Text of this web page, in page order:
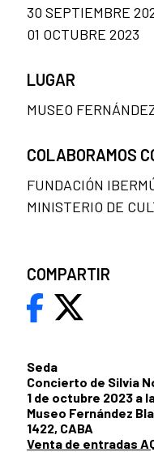
Seda
Concierto de Silvia
1 de octubre 2023 a
Museo Fernández
1422, CABA
Venta de entradas
30 SEPTIEMBRE
01 OCTUBRE 2023
LUGAR
MUSEO
COLABORAMOS
FUNDACIÓN
MINISTERIO DE
COMPARTIR